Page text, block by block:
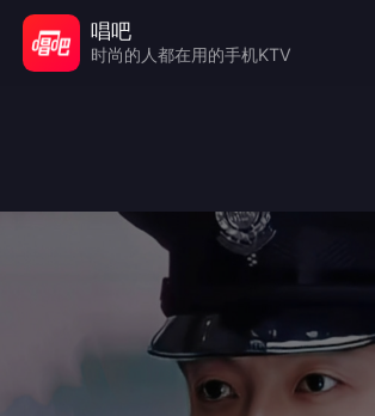
唱吧
时尚的人都在用的手机KTV